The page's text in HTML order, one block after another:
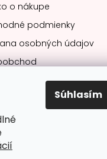
Súhlasím
o nákupe
podmienky
osobných údajov
spôsoby platby: